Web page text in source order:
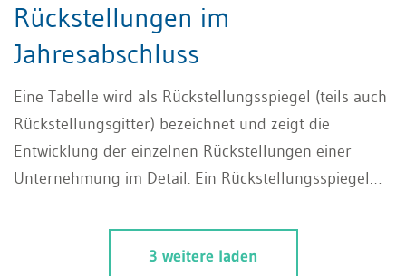
Rückstellungen im
Jahresabschluss
Eine Tabelle wird als Rückstellungsspiegel (teils auch
Rückstellungsgitter) bezeichnet und zeigt die
Entwicklung der einzelnen Rückstellungen einer
Unternehmung im Detail. Ein Rückstellungsspiegel
die voraussichtlichen, zukünftigen finanziellen
Verpflichtungen des Unternehmens im Rahmen der
3 weitere laden